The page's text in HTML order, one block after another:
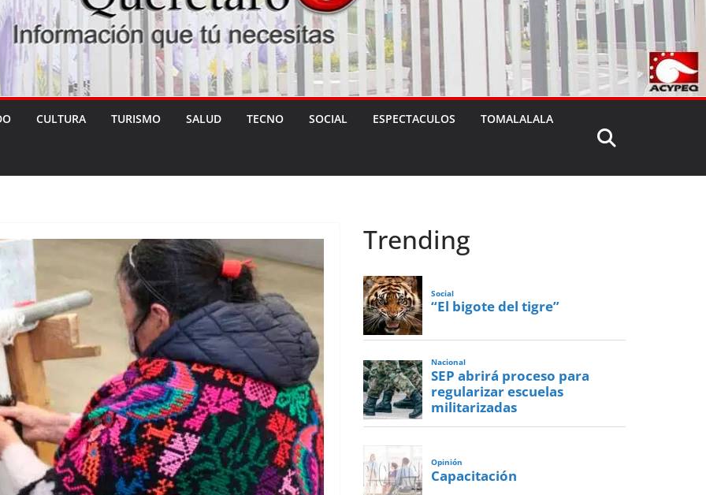
CULTURA TURISMO SALUD TECNO SOCIAL ESPECTACULOS TOMALALALA
Trending
Social
“El bigote del tigre”
Nacional
SEP abrirá proceso para
regularizar escuelas
militarizadas
Opinión
Capacitación